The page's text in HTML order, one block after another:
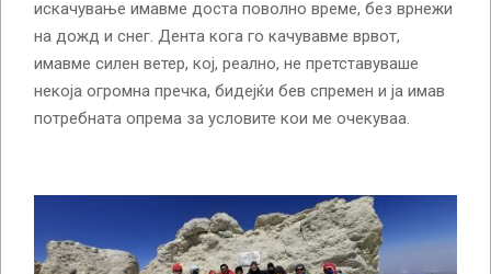
искачување имавме доста поволно време, без врнежи
на дожд и снег. Дента кога го качувавме врвот,
имавме силен ветер, кој, реално, не претставуваше
некоја огромна пречка, бидејќи бев спремен и ја имав
потребната опрема за условите кои ме очекуваа.